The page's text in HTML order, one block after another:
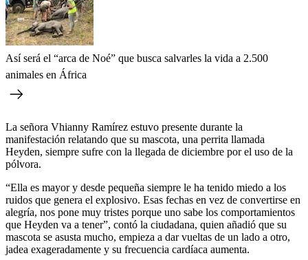
Así será el “arca de Noé” que busca salvarles la vida a 2.500
animales en África
La señora Vhianny Ramírez estuvo presente durante la
manifestación relatando que su mascota, una perrita llamada
Heyden, siempre sufre con la llegada de diciembre por el uso de la
pólvora.
“Ella es mayor y desde pequeña siempre le ha tenido miedo a los
ruidos que genera el explosivo. Esas fechas en vez de convertirse en
alegría, nos pone muy tristes porque uno sabe los comportamientos
que Heyden va a tener”, contó la ciudadana, quien añadió que su
mascota se asusta mucho, empieza a dar vueltas de un lado a otro,
jadea exageradamente y su frecuencia cardíaca aumenta.